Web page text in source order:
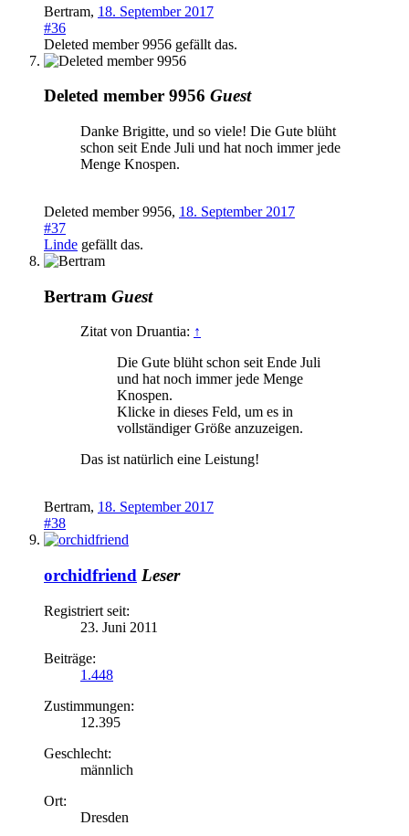
Bertram, 18. September 2017
#36
Deleted member 9956 gefällt das.
Deleted member 9956 Guest
Danke Brigitte, und so viele! Die Gute blüht
schon seit Ende Juli und hat noch immer jede
Menge Knospen.
Deleted member 9956, 18. September 2017
#37
Linde gefällt das.
Bertram Guest
Zitat von Druantia: ↑
Die Gute blüht schon seit Ende Juli
und hat noch immer jede Menge
Knospen.
Klicke in dieses Feld, um es in
vollständiger Größe anzuzeigen.
Das ist natürlich eine Leistung!
Bertram, 18. September 2017
#38
orchidfriend Leser
Registriert seit:
23. Juni 2011
Beiträge:
1.448
Zustimmungen:
12.395
Geschlecht:
männlich
Ort:
Dresden